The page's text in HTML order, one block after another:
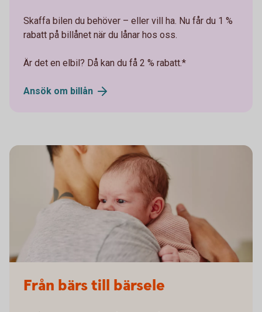
Skaffa bilen du behöver – eller vill ha. Nu får du 1 %
rabatt på billånet när du lånar hos oss.
Är det en elbil? Då kan du få 2 % rabatt.*
Ansök om billån
Från bärs till bärsele